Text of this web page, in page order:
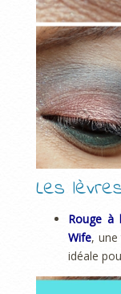
Les
Rouge à
Wife,
idéale